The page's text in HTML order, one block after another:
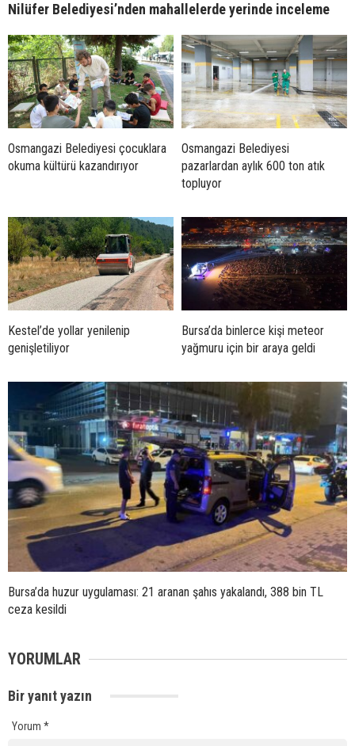
Nilüfer Belediyesi’nden mahallelerde yerinde inceleme
Osmangazi Belediyesi çocuklara
okuma kültürü kazandırıyor
Osmangazi Belediyesi
pazarlardan aylık 600 ton atık
topluyor
Kestel’de yollar yenilenip
genişletiliyor
Bursa’da binlerce kişi meteor
yağmuru için bir araya geldi
Bursa’da huzur uygulaması: 21 aranan şahıs yakalandı, 388 bin TL
ceza kesildi
YORUMLAR
Bir yanıt yazın
Yorum *